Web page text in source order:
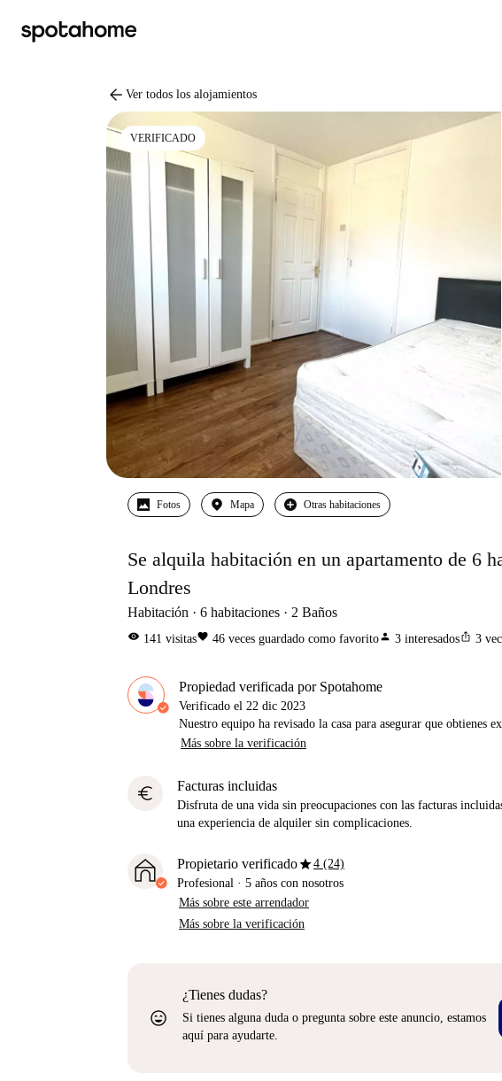
arrow_back Ver todos los alojamientos
VERIFICADO
Fotos Mapa Otras habitaciones
Se alquila habitación en un apartamento de 6
Londres
Habitación 6 habitaciones 2 Baños
visibility 141 visitasfavorite 46 veces guardado como favoritoperson 3 interesadosios_share 3
Propiedad verificada por Spotahome
Verificado el 22 dic 2023
Nuestro equipo ha revisado la casa para asegurar que obtienes
Más sobre la verificación
euro Facturas incluidas
Disfruta de una vida sin preocupaciones con las facturas
una experiencia de alquiler sin complicaciones.
Propietario verificadostar4 (24)
Profesional · 5 años con nosotros
Más sobre este arrendador
Más sobre la verificación
sentiment_very_satisfied
¿Tienes dudas?
Si tienes alguna duda o pregunta sobre este anuncio, estamos
aquí para ayudarte.